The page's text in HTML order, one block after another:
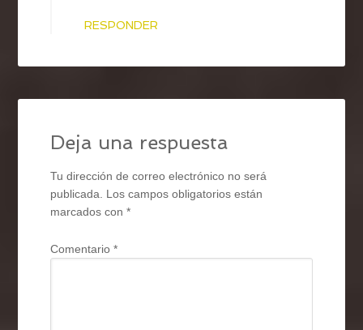
RESPONDER
Deja una respuesta
Tu dirección de correo electrónico no será
publicada.
Los campos obligatorios están
marcados con*
Comentario*